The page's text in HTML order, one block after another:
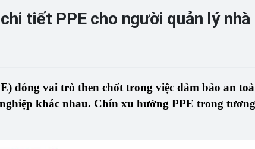
tiết PPE cho người quản lý nhà
đóng vai trò then chốt trong việc đảm bảo an
khác nhau. Chín xu hướng PPE trong